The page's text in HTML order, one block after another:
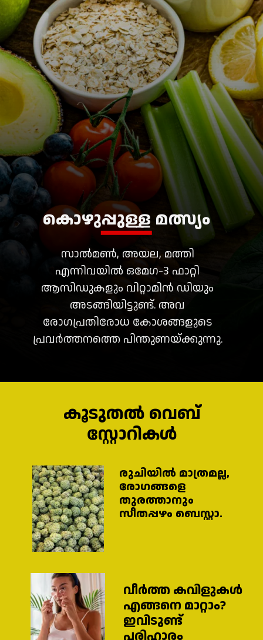
സാൽമൺ, അയല, മത്തി
എന്നിവയിൽ ഒമേഗ-3 ഫാറ്റി
ആസിഡുകളും വിറ്റാമിൻ ഡിയും
അടങ്ങിയിട്ടുണ്ട്. അവ
രോഗപ്രതിരോധ കോശങ്ങളുടെ
പ്രവർത്തനത്തെ പിന്തുണയ്ക്കുന്നു.
കൊഴുപ്പുള്ള മത്സ്യം
കൂടുതൽ വെബ്
സ്റ്റോറികൾ
രുചിയിൽ മാത്രമല്ല,
രോ​ഗങ്ങളെ
തുരത്താനും
വീർത്ത കവിളുകൾ
എങ്ങനെ മാറ്റാം?
ഇവിടുണ്ട്